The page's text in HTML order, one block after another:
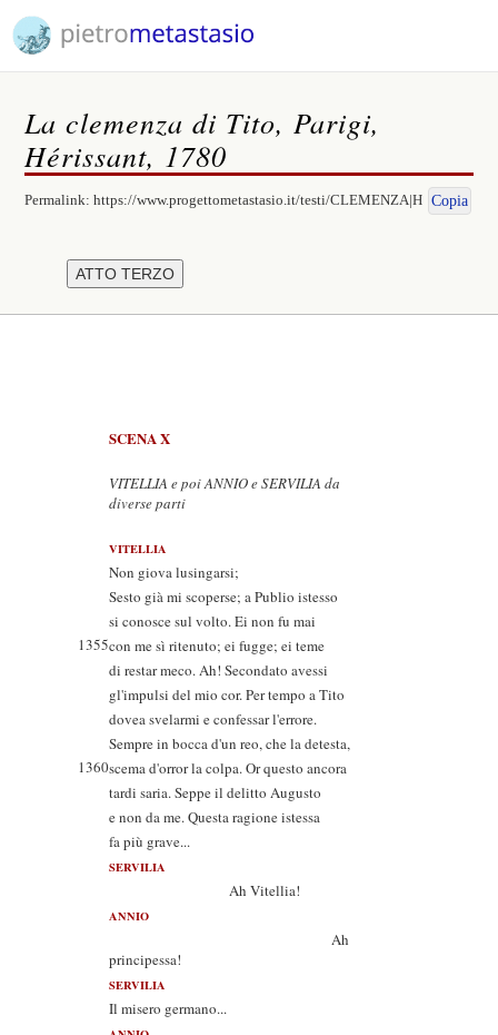
La clemenza di Tito, Parigi,
Hérissant, 1780
Permalink:https://www.progettometastasio.it/testi/CLEMENZA|H Copia
SCENA X
VITELLIA e poi ANNIO e SERVILIA da
diverse parti
VITELLIA
Non giova lusingarsi;
Sesto già mi scoperse; a Publio istesso
si conosce sul volto. Ei non fu mai
1355con me sì ritenuto; ei fugge; ei teme
di restar meco. Ah! Secondato avessi
gl'impulsi del mio cor. Per tempo a Tito
dovea svelarmi e confessar l'errore.
Sempre in bocca d'un reo, che la detesta,
1360scema d'orror la colpa. Or questo ancora
tardi saria. Seppe il delitto Augusto
e non da me. Questa ragione istessa
fa più grave...
SERVILIA
Ah Vitellia!
ANNIO
Ah
principessa!
SERVILIA
Il misero germano...